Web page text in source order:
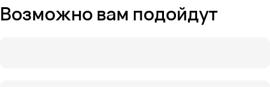
Возможно вам подойдут